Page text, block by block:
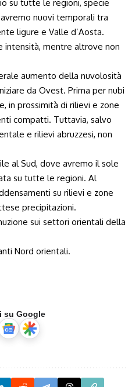
su tutte le regioni, specie
nuovi temporali tra
ligure e Valle d’Aosta.
intensità, mentre altrove non
aumento della nuvolosità
da Ovest. Prima per nubi
in prossimità di rilievi e zone
compatti. Tuttavia, salvo
e rilievi abruzzesi, non
al Sud, dove avremo il sole
su tutte le regioni. Al
su rilievi e zone
precipitazioni.
sui settori orientali della
Nord orientali.
su Google